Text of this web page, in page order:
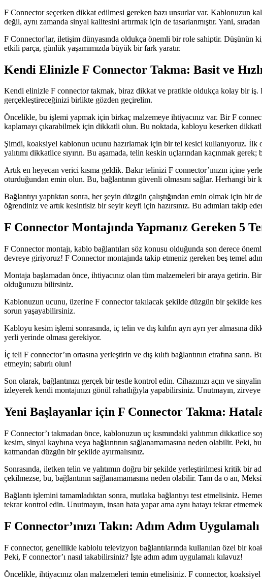
F Connector seçerken dikkat edilmesi gereken bazı unsurlar var. Kablonuzun
değil, aynı zamanda sinyal kalitesini artırmak için de tasarlanmıştır. Yani,
F Connector'lar, iletişim dünyasında oldukça önemli bir role sahiptir.
etkili parça, günlük yaşamımızda büyük bir fark yaratır.
Kendi Elinizle F Connector Takma: Basit ve
Kendi elinizle F connector takmak, biraz dikkat ve pratikle oldukça kolay bir iş.
gerçekleştireceğinizi birlikte gözden geçirelim.
Öncelikle, bu işlemi yapmak için birkaç malzemeye ihtiyacınız var. Bir F
kaplamayı çıkarabilmek için dikkatli olun. Bu noktada, kabloyu keserken
Şimdi, koaksiyel kablonun ucunu hazırlamak için bir tel kesici kullanıyoruz. İlk
yalıtımı dikkatlice sıyırın. Bu aşamada, telin keskin uçlarından kaçınmak
Artık en heyecan verici kısma geldik. Bakır telinizi F connector’ınızın içine
oturduğundan emin olun. Bu, bağlantının güvenli olmasını sağlar. Herhangi
Bağlantıyı yaptıktan sonra, her şeyin düzgün çalıştığından emin olmak için
öğrendiniz ve artık kesintisiz bir seyir keyfi için hazırsınız. Bu adımları takip
F Connector Montajında Yapmanız Gereken 5
F Connector montajı, kablo bağlantıları söz konusu olduğunda son derece
devreye giriyoruz! F Connector montajında takip etmeniz gereken beş temel
Montaja başlamadan önce, ihtiyacınız olan tüm malzemeleri bir araya getirin.
olduğunuzu bilirsiniz.
Kablonuzun ucunu, üzerine F connector takılacak şekilde düzgün bir şekilde
sorun yaşayabilirsiniz.
Kabloyu kesim işlemi sonrasında, iç telin ve dış kılıfın ayrı ayrı yer almasına
yerli yerinde olması gerekiyor.
İç teli F connector’ın ortasına yerleştirin ve dış kılıfı bağlantının etrafına
etmeyin; sabırlı olun!
Son olarak, bağlantınızı gerçek bir testle kontrol edin. Cihazınızı açın ve
izleyerek kendi montajınızı gönül rahatlığıyla yapabilirsiniz. Unutmayın,
Yeni Başlayanlar için F Connector Takma:
F Connector’ı takmadan önce, kablonuzun uç kısmındaki yalıtımın dikkatlice
kesim, sinyal kaybına veya bağlantının sağlanamamasına neden olabilir.
katmandan düzgün bir şekilde ayırmalısınız.
Sonrasında, iletken telin ve yalıtımın doğru bir şekilde yerleştirilmesi kritik bir
çekilmezse, bu, bağlantının sağlanamamasına neden olabilir. Tam da o an,
Bağlantı işlemini tamamladıktan sonra, mutlaka bağlantıyı test etmelisiniz.
tekrar kontrol edin. Unutmayın, insan hata yapar ama aynı hatayı tekrar
F Connector’ınızı Takın: Adım Adım
F connector, genellikle kablolu televizyon bağlantılarında kullanılan özel bir
Peki, F connector’ı nasıl takabilirsiniz? İşte adım adım uygulamalı kılavuz!
Öncelikle, ihtiyacınız olan malzemeleri temin etmelisiniz. F connector,